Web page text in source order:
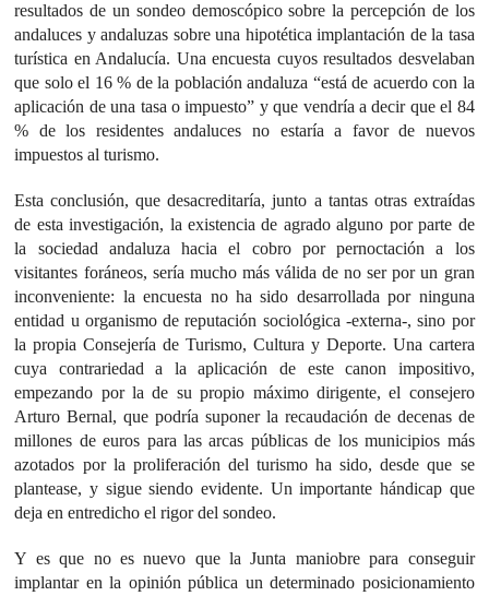
resultados de un sondeo demoscópico sobre la percepción de los
andaluces y andaluzas sobre una hipotética implantación de la tasa
turística en Andalucía. Una encuesta cuyos resultados desvelaban
que solo el 16 % de la población andaluza “está de acuerdo con la
aplicación de una tasa o impuesto” y que vendría a decir que el 84
% de los residentes andaluces no estaría a favor de nuevos
impuestos al turismo.
Esta conclusión, que desacreditaría, junto a tantas otras extraídas
de esta investigación, la existencia de agrado alguno por parte de
la sociedad andaluza hacia el cobro por pernoctación a los
visitantes foráneos, sería mucho más válida de no ser por un gran
inconveniente: la encuesta no ha sido desarrollada por ninguna
entidad u organismo de reputación sociológica -externa-, sino por
la propia Consejería de Turismo, Cultura y Deporte. Una cartera
cuya contrariedad a la aplicación de este canon impositivo,
empezando por la de su propio máximo dirigente, el consejero
Arturo Bernal, que podría suponer la recaudación de decenas de
millones de euros para las arcas públicas de los municipios más
azotados por la proliferación del turismo ha sido, desde que se
plantease, y sigue siendo evidente. Un importante hándicap que
deja en entredicho el rigor del sondeo.
Y es que no es nuevo que la Junta maniobre para conseguir
implantar en la opinión pública un determinado posicionamiento